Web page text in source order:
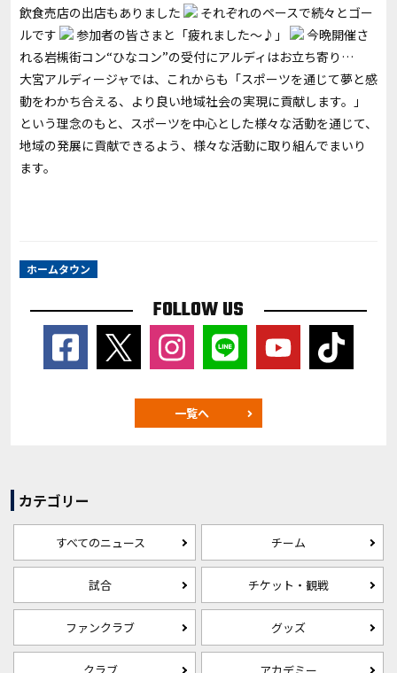
飲食売店の出店もありました
それぞれのペースで続々とゴー
ルです
参加者の皆さまと「疲れました～♪」
今晩開催さ
れる岩槻街コン“ひなコン”の受付にアルディはお立ち寄り…
大宮アルディージャでは、これからも「スポーツを通じて夢と感
動をわかち合える、より良い地域社会の実現に貢献します。」
という理念のもと、スポーツを中心とした様々な活動を通じて、
地域の発展に貢献できるよう、様々な活動に取り組んでまいり
ます。
ホームタウン
FOLLOW US
一覧へ
カテゴリー
すべてのニュース チーム
試合 チケット・観戦
ファンクラブ グッズ